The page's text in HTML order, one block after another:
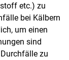
etc.) zu
bei Kälbern
um einen
sind
zu